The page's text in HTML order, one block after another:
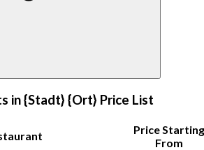
in {Stadt} {Ort} Price List
Price Starting
From